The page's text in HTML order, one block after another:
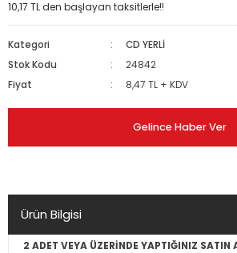
10,17 TL den başlayan taksitlerle!!
Kategori
CD YERLİ
Stok Kodu
24842
Fiyat
8,47 TL + KDV
Gelince Haber Ver
Ürün Bilgisi
2 ADET VEYA ÜZERİNDE YAPTIĞINIZ SATIN